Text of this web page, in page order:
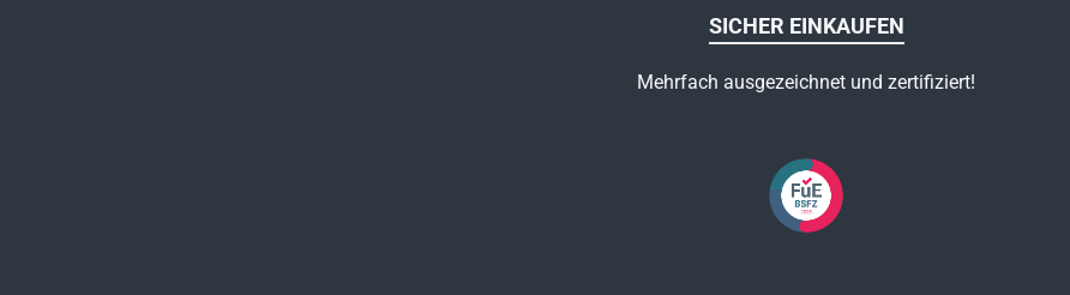
SICHER EINKAUFEN
Mehrfach ausgezeichnet und zertifiziert!